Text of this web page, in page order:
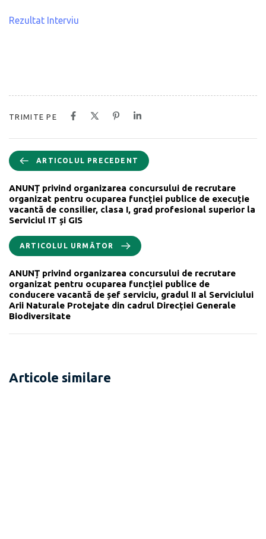
Rezultat Interviu
TRIMITE PE
ARTICOLUL PRECEDENT
ANUNȚ privind organizarea concursului de recrutare
organizat pentru ocuparea funcției publice de execuție
vacantă de consilier, clasa I, grad profesional superior la
Serviciul IT și GIS
ARTICOLUL URMĂTOR
ANUNȚ privind organizarea concursului de recrutare
organizat pentru ocuparea funcției publice de
conducere vacantă de șef serviciu, gradul II al Serviciului
Arii Naturale Protejate din cadrul Direcției Generale
Biodiversitate
Articole similare